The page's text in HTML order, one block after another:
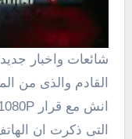
شائعات واخبار جديدة عن هاتف سونى Xperia Z4
انش مع قرار
التى ذكرت ان الهاتف يحمل